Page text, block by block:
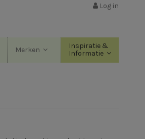
Log in
Merken
Inspiratie &
Informatie